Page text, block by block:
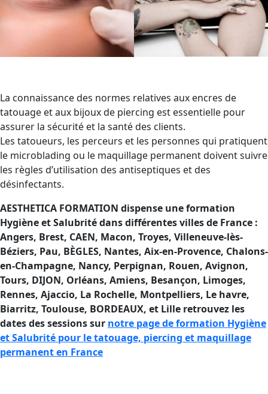
La connaissance des normes relatives aux encres de
tatouage et aux bijoux de piercing est essentielle pour
assurer la sécurité et la santé des clients.
Les tatoueurs, les perceurs et les personnes qui pratiquent
le microblading ou le maquillage permanent doivent suivre
les règles d’utilisation des antiseptiques et des
désinfectants.
AESTHETICA FORMATION dispense une formation
Hygiène et Salubrité dans différentes villes de France :
Angers, Brest, CAEN, Macon, Troyes, Villeneuve-lès-
Béziers, Pau, BÈGLES, Nantes, Aix-en-Provence, Chalons-
en-Champagne, Nancy, Perpignan, Rouen, Avignon,
Tours, DIJON, Orléans, Amiens, Besançon, Limoges,
Rennes, Ajaccio, La Rochelle, Montpelliers, Le havre,
Biarritz, Toulouse, BORDEAUX, et Lille retrouvez les
dates des sessions sur notre page de formation Hygiène
et Salubrité pour le tatouage, piercing et maquillage
permanent en France